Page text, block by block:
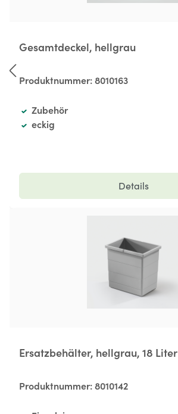
Gesamtdeckel, hellgrau
Produktnummer:8010163
Zubehör
eckig
Details
Ersatzbehälter, hellgrau, 18 Liter
Produktnummer:8010142